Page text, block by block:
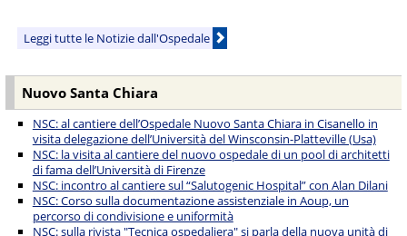
Leggi tutte le Notizie dall'Ospedale
Nuovo Santa Chiara
NSC: al cantiere dell’Ospedale Nuovo Santa Chiara in Cisanello in
visita delegazione dell’Università del Winsconsin-Platteville (Usa)
NSC: la visita al cantiere del nuovo ospedale di un pool di architetti
di fama dell’Università di Firenze
NSC: incontro al cantiere sul “Salutogenic Hospital” con Alan Dilani
NSC: Corso sulla documentazione assistenziale in Aoup, un
percorso di condivisione e uniformità
NSC: sulla rivista "Tecnica ospedaliera" si parla della nuova unità di